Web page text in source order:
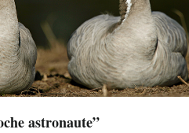
astronaute”